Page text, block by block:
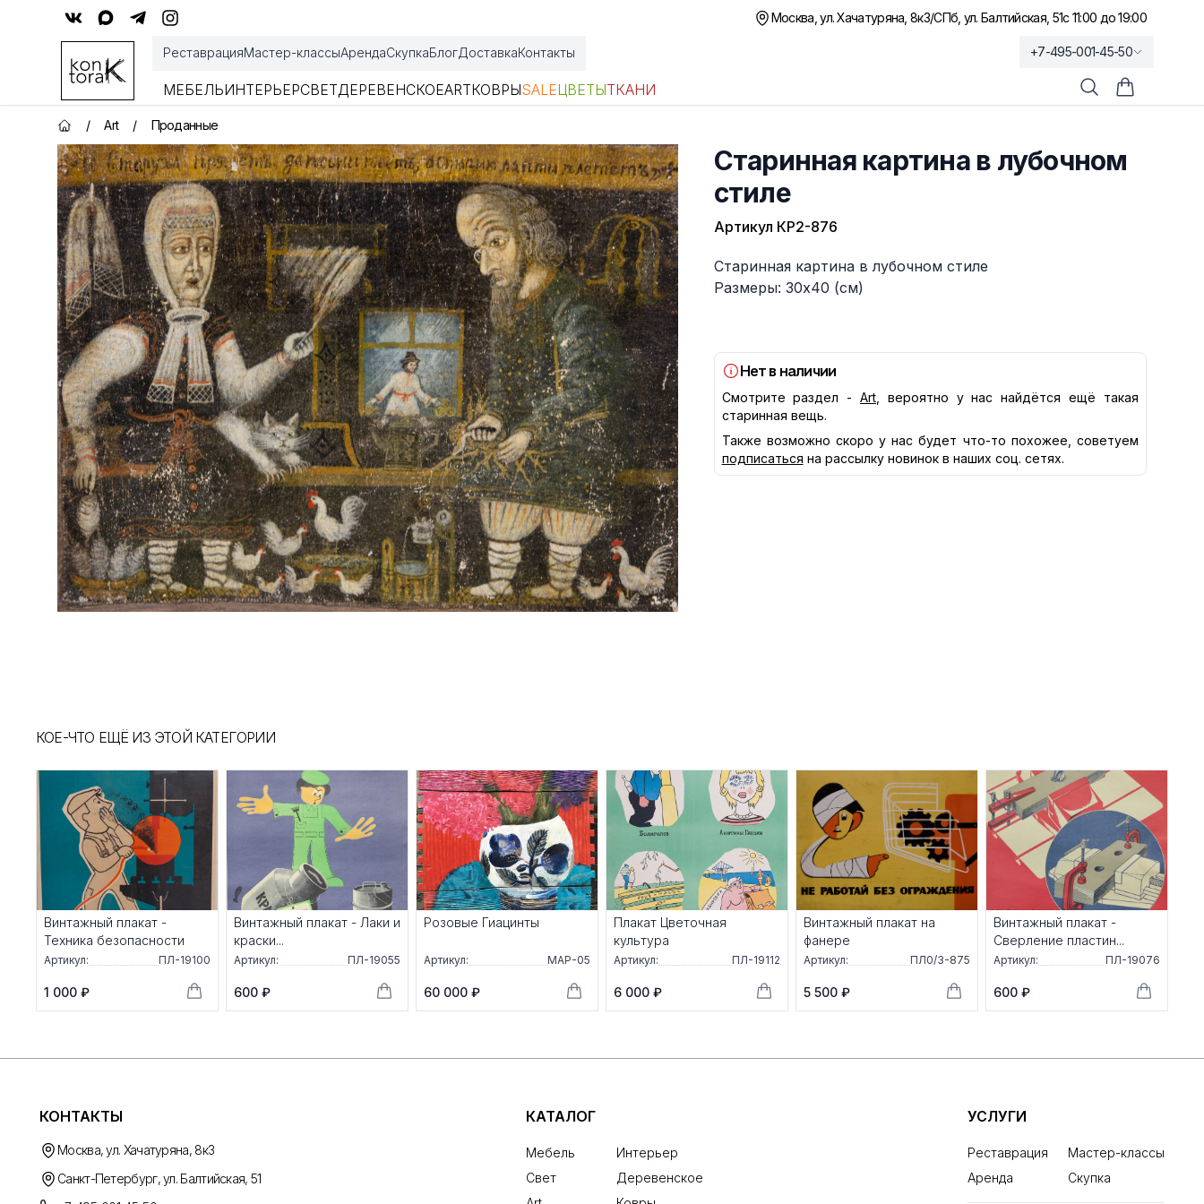
Москва, ул. Хачатуряна, 8к3/СПб, ул. Балтийская, 51с 11:00 до 19:00
РеставрацияМастер-классыАрендаСкупкаБлогДоставкаКонтакты
МЕБЕЛЬИНТЕРЬЕРСВЕТДЕРЕВЕНСКОЕARTКОВРЫSALEЦВЕТЫТКАНИ
+7-495-001-45-50
ПоискКорзина
Главная страница
/ Art / Проданные
Старинная картина в лубочном
стиле
Артикул КР2-876
Описание
Старинная картина в лубочном стиле
Размеры: 30х40 (см)
Нет в наличии
Смотрите раздел - Art , вероятно у нас найдётся ещё такая
старинная вещь.
Также возможно скоро у нас будет что-то похожее, советуем
подписаться на рассылку новинок в наших соц. сетях.
КОЕ-ЧТО ЕЩЁ ИЗ ЭТОЙ КАТЕГОРИИ
Винтажный плакат -
Техника безопасности
Артикул: ПЛ-19100
1 000 ₽
Винтажный плакат - Лаки и
краски...
Артикул: ПЛ-19055
600 ₽
Розовые Гиацинты
Артикул: МАР-05
60 000 ₽
Плакат Цветочная
культура
Артикул: ПЛ-19112
6 000 ₽
Винтажный плакат на
фанере
Артикул: ПЛ0/3-875
5 500 ₽
Винтажный плакат -
Сверление пластин...
Артикул: ПЛ-19076
600 ₽
КОНТАКТЫ
Москва, ул. Хачатуряна, 8к3
Санкт-Петербург, ул. Балтийская, 51
КАТАЛОГ
Мебель
Интерьер
Свет
Деревенское
УСЛУГИ
Реставрация
Мастер-классы
Аренда
Скупка